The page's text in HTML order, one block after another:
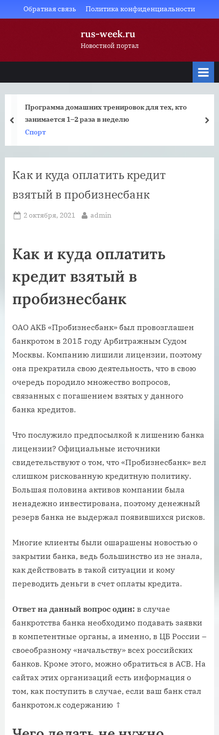
to
Обратная связь Политика конфиденциальности
rus-week.ru
Новостной портал
Программа домашних тренировок для тех, кто
занимается 1–2 раза в неделю
Спорт
prev
Как и куда оплатить кредит
взятый в пробизнесбанк
Posted
2 октября, 2021 By
admin
Как и куда оплатить
кредит взятый в
пробизнесбанк
ОАО АКБ «Пробизнесбанк» был провозглашен
банкротом в 2015 году Арбитражным Судом
Москвы. Компанию лишили лицензии, поэтому
она прекратила свою деятельность, что в свою
очередь породило множество вопросов,
связанных с погашением взятых у данного
банка кредитов.
Что послужило предпосылкой к лишению банка
лицензии? Официальные источники
свидетельствуют о том, что «Пробизнесбанк» вел
слишком рискованную кредитную политику.
Большая половина активов компании была
ненадежно инвестирована, поэтому денежный
резерв банка не выдержал появившихся рисков.
Многие клиенты были ошарашены новостью о
закрытии банка, ведь большинство из не знала,
как действовать в такой ситуации и кому
переводить деньги в счет оплаты кредита.
Ответ на данный вопрос один: в случае
банкротства банка необходимо подавать заявки
в компетентные органы, а именно, в ЦБ России –
своеобразному «начальству» всех российских
банков. Кроме этого, можно обратиться в АСВ. На
сайтах этих организаций есть информация о
том, как поступить в случае, если ваш банк стал
банкротом.к содержанию ↑